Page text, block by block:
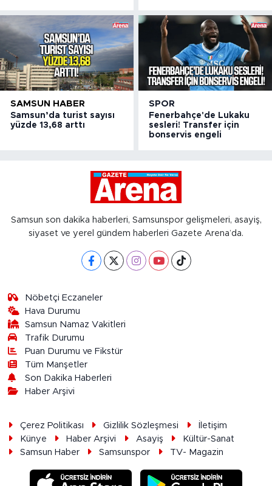
SAMSUN HABER
Samsun’da turist sayısı
yüzde 13,68 arttı
SPOR
Fenerbahçe'de Lukaku
sesleri! Transfer için
bonservis engeli
Samsun son dakika haberleri, Samsunspor gelişmeleri, asayiş,
siyaset ve yerel gündem haberleri Gazete Arena’da.
Nöbetçi Eczaneler
Hava Durumu
Samsun Namaz Vakitleri
Trafik Durumu
Puan Durumu ve Fikstür
Tüm Manşetler
Son Dakika Haberleri
Haber Arşivi
Çerez Politikası Gizlilik Sözleşmesi
İletişim
Künye
Haber Arşivi Asayiş
Kültür-Sanat
Samsun Haber
Samsunspor TV- Magazin